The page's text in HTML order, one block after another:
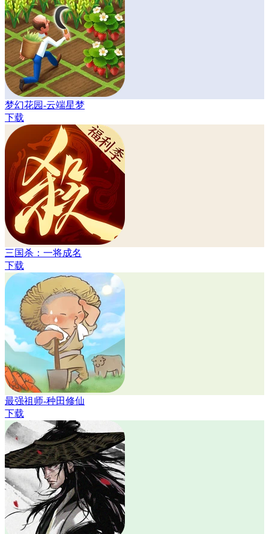
梦幻花园-云端星梦
下载
三国杀：一将成名
下载
最强祖师-种田修仙
下载